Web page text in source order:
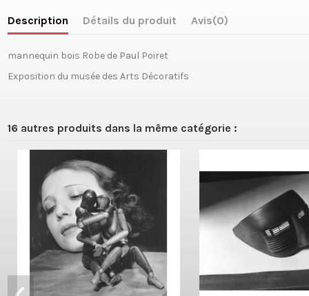
Description Détails du produit Avis(0)
mannequin bois Robe de Paul Poiret
Exposition du musée des Arts Décoratifs
16 autres produits dans la même catégorie :